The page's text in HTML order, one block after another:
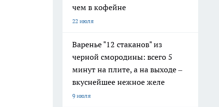
чем в кофейне
22 июля
Варенье "12 стаканов" из
черной смородины: всего 5
минут на плите, а на выходе –
вкуснейшее нежное желе
9 июля